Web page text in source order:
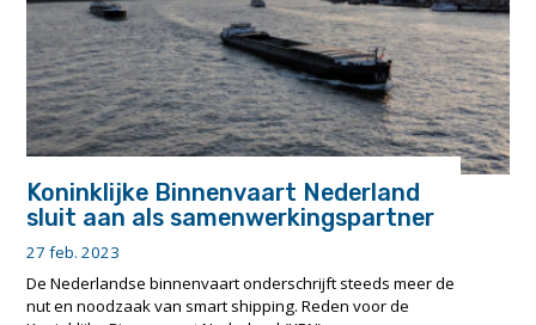
Koninklijke Binnenvaart Nederland
sluit aan als samenwerkingspartner
27 feb. 2023
De Nederlandse binnenvaart onderschrijft steeds meer de
nut en noodzaak van smart shipping. Reden voor de